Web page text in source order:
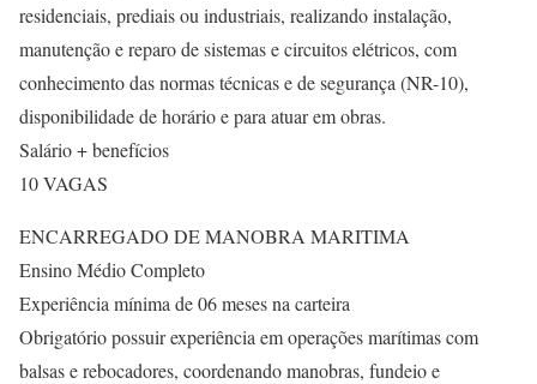
residenciais, prediais ou industriais, realizando instalação,
manutenção e reparo de sistemas e circuitos elétricos, com
conhecimento das normas técnicas e de segurança (NR-10),
disponibilidade de horário e para atuar em obras.
Salário + benefícios
10 VAGAS
ENCARREGADO DE MANOBRA MARITIMA
Ensino Médio Completo
Experiência mínima de 06 meses na carteira
Obrigatório possuir experiência em operações marítimas com
balsas e rebocadores, coordenando manobras, fundeio e